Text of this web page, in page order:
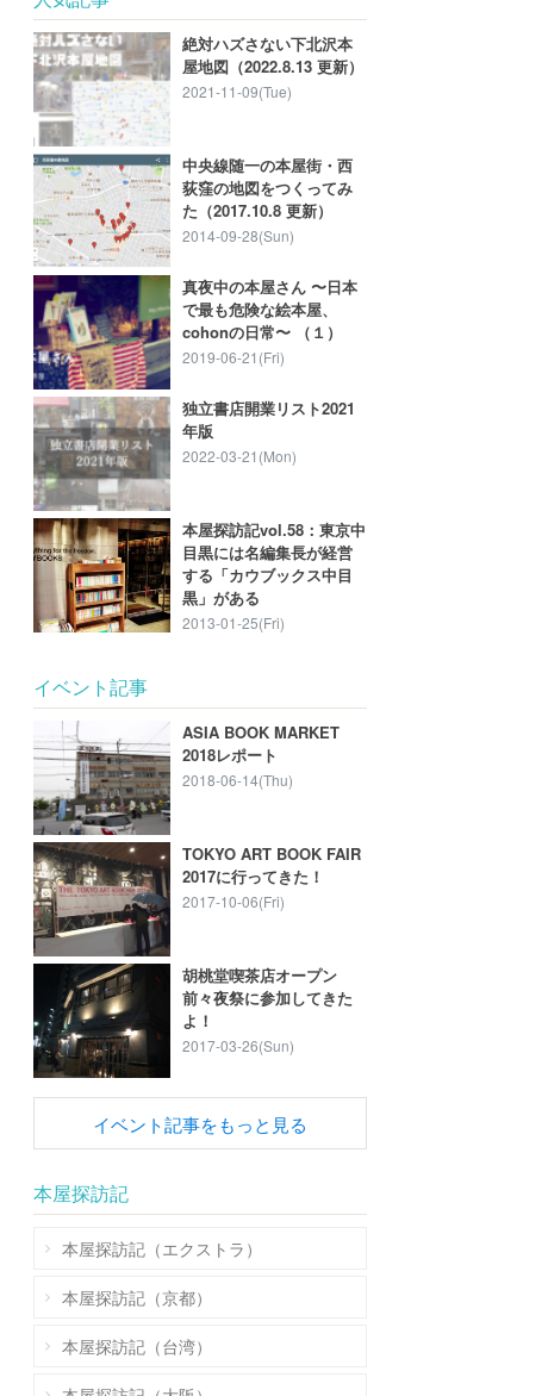
絶対ハズさない下北沢本
屋地図（2022.8.13 更新）
2021-11-09(Tue)
中央線随一の本屋街・西
荻窪の地図をつくってみ
た（2017.10.8 更新）
2014-09-28(Sun)
真夜中の本屋さん 〜日本
で最も危険な絵本屋、
cohonの日常〜 （１）
2019-06-21(Fri)
独立書店開業リスト2021
年版
2022-03-21(Mon)
本屋探訪記vol.58：東京中
目黒には名編集長が経営
する「カウブックス中目
黒」がある
2013-01-25(Fri)
イベント記事
ASIA BOOK MARKET
2018レポート
2018-06-14(Thu)
TOKYO ART BOOK FAIR
2017に行ってきた！
2017-10-06(Fri)
胡桃堂喫茶店オープン
前々夜祭に参加してきた
よ！
2017-03-26(Sun)
イベント記事をもっと見る
本屋探訪記
本屋探訪記（エクストラ）
本屋探訪記（京都）
本屋探訪記（台湾）